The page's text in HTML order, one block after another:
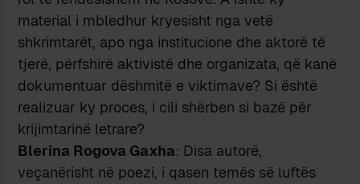
material i mbledhur kryesisht nga vetë
shkrimtarët, apo nga institucione dhe aktorë të
tjerë, përfshirë aktivistë dhe organizata, që kanë
dokumentuar dëshmitë e viktimave? Si është
realizuar ky proces, i cili shërben si bazë për
krijimtarinë letrare?
Blerina Rogova Gaxha: Disa autorë,
veçanërisht në poezi, i qasen temës së luftës